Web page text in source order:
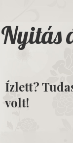
Nyitás
Ízlett?
volt!